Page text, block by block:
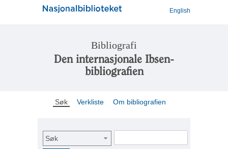
English
Bibliografi
Den internasjonale Ibsen-
bibliografien
Søk Verkliste Om bibliografien
Søk